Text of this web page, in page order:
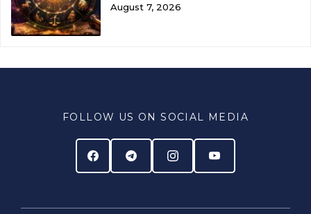
August 7, 2026
FOLLOW US ON SOCIAL MEDIA